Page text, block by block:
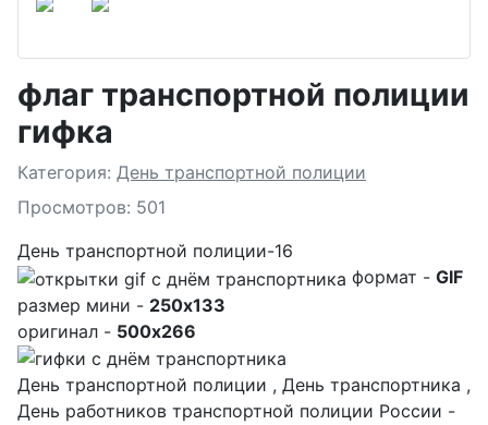
флаг транспортной полиции
гифка
Подробности
Категория: День транспортной полиции
Просмотров: 501
День транспортной полиции-16
формат - GIF
размер мини - 250x133
оригинал - 500x266
День транспортной полиции , День транспортника ,
День работников транспортной полиции России -